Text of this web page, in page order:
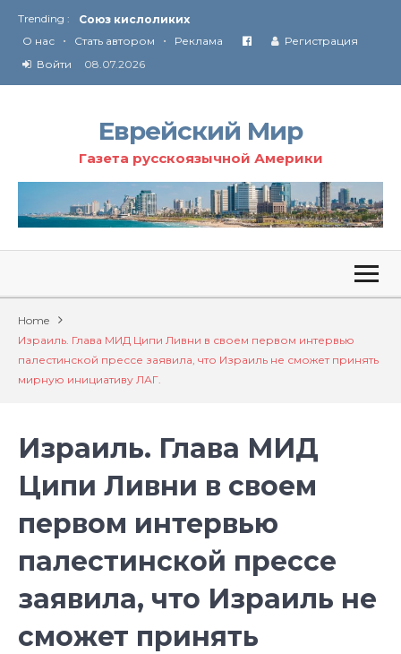
Trending :
Союз кислоликих
Соглашение США с Ираном
Технология Революции в Иране
О нас • Стать автором • Реклама
Регистрация
Войти
08.07.2026
Еврейский Мир
Газета русскоязычной Америки
Home
Израиль. Глава МИД Ципи Ливни в своем первом интервью
палестинской прессе заявила, что Израиль не сможет принять
мирную инициативу ЛАГ.
Израиль. Глава МИД
Ципи Ливни в своем
первом интервью
палестинской прессе
заявила, что Израиль не
сможет принять